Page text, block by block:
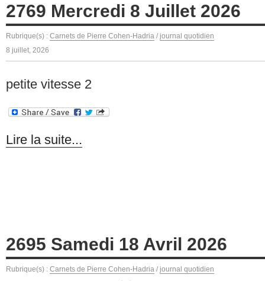
2769 Mercredi 8 Juillet 2026
Rubrique(s) : Carnets de Pierre Cohen-Hadria / journal quotidien
8 juillet, 2026
petite vitesse 2
Lire la suite...
2695 Samedi 18 Avril 2026
Rubrique(s) : Carnets de Pierre Cohen-Hadria / journal quotidien